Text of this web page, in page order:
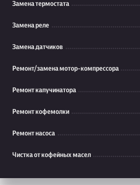
Замена термостата
Замена реле
Замена датчиков
Ремонт/замена мотор-компрессора
Ремонт капучинатора
Ремонт кофемолки
Ремонт насоса
Чистка от кофейных масел